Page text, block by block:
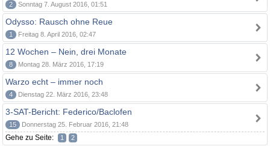
2 Sonntag 7. August 2016, 01:51
Odysso: Rausch ohne Reue
1 Freitag 8. April 2016, 02:47
12 Wochen – Nein, drei Monate
8 Montag 28. März 2016, 17:19
Warzo echt – immer noch
4 Dienstag 22. März 2016, 23:48
3-SAT-Bericht: Federico/Baclofen
15 Donnerstag 25. Februar 2016, 21:48
Gehe zu Seite: 1 2